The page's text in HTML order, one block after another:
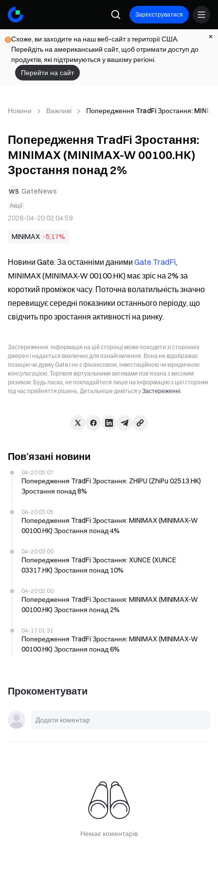
Зареєструватися
Схоже, ви заходите на наш веб-сайт з території США.
Перейдіть на американський сайт, щоб отримати доступ до
продуктів, які підтримуються у вашому регіоні.
Перейти на сайт
Новини Важливі Попередження TradFi Зростання:
Попередження TradFi Зростання:
MINIMAX (MINIMAX-W 00100.HK)
Зростання понад 2%
WS GateNews
Акції
2026-04-20 02:04:59
MINIMAX -5,17%
Новини Gate: За останніми даними Gate TradFi,
MINIMAX (MINIMAX-W 00100.HK) має зріс на 2% за
короткий проміжок часу. Поточна волатильність значно
перевищує середні показники останнього періоду, що
свідчить про зростання активності на ринку.
Застереження: інформація на цій сторінці може походити зі сторонніх
джерел і надається виключно для ознайомлення. Вона не відображає
позицію чи думку Gate і не є фінансовою, інвестиційною чи юридичною
консультацією. Торгівля віртуальними активами пов’язана з високим
ризиком. Будь ласка, не покладайтеся лише на інформацію з цієї сторінки
під час прийняття рішень. Детальніше дивіться уЗастереженні.
Пов’язані новини
04-20 05:07
Попередження TradFi Зростання: ZHIPU (ZhiPu 02513.HK)
Зростання понад 8%
04-20 03:05
Попередження TradFi Зростання: MINIMAX (MINIMAX-W
00100.HK) Зростання понад 4%
04-20 03:00
Попередження TradFi Зростання: XUNCE (XUNCE
03317.HK) Зростання понад 10%
04-20 02:00
Попередження TradFi Зростання: MINIMAX (MINIMAX-W
00100.HK) Зростання понад 2%
04-17 01:31
Попередження TradFi Зростання: MINIMAX (MINIMAX-W
00100.HK) Зростання понад 6%
Прокоментувати
Немає коментарів